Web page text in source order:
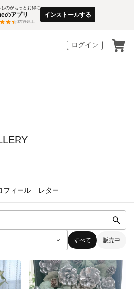
ものがもっとお得に
のアプリ
3万件以上
インストールする
ログイン
フィール レター
すべて 販売中